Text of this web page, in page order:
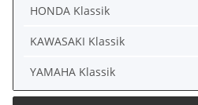
HONDA Klassik
KAWASAKI Klassik
YAMAHA Klassik